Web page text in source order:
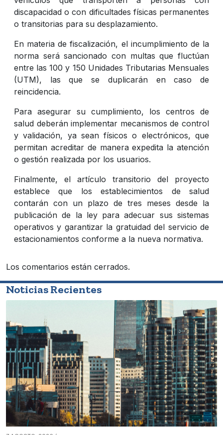
discapacidad o con dificultades físicas permanentes
o transitorias para su desplazamiento.
En materia de fiscalización, el incumplimiento de la
norma será sancionado con multas que fluctúan
entre las 100 y 150 Unidades Tributarias Mensuales
(UTM), las que se duplicarán en caso de
reincidencia.
Para asegurar su cumplimiento, los centros de
salud deberán implementar mecanismos de control
y validación, ya sean físicos o electrónicos, que
permitan acreditar de manera expedita la atención
o gestión realizada por los usuarios.
Finalmente, el artículo transitorio del proyecto
establece que los establecimientos de salud
contarán con un plazo de tres meses desde la
publicación de la ley para adecuar sus sistemas
operativos y garantizar la gratuidad del servicio de
estacionamientos conforme a la nueva normativa.
Los comentarios están cerrados.
Noticias Recientes